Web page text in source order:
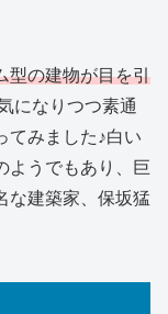
型の建物が目を引
になりつつ素通
てみました♪白い
ようでもあり、巨
な建築家、保坂猛